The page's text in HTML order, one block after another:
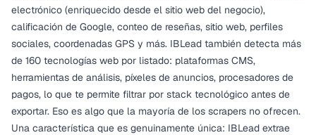
electrónico (enriquecido desde el sitio web del negocio),
calificación de Google, conteo de reseñas, sitio web, perfiles
sociales, coordenadas GPS y más. IBLead también detecta más
de 160 tecnologías web por listado: plataformas CMS,
herramientas de análisis, píxeles de anuncios, procesadores de
pagos, lo que te permite filtrar por stack tecnológico antes de
exportar. Eso es algo que la mayoría de los scrapers no ofrecen.
Una característica que es genuinamente única: IBLead extrae